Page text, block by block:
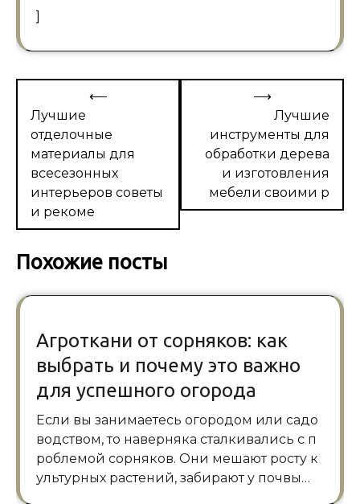
]
Навигация
по
записям
⟵
Лучшие
отделочные
материалы для
всесезонных
интерьеров советы
и рекоме
Лучшие
инструменты для
обработки дерева
и изготовления
мебели своими р
⟶
Похожие посты
Агроткани от сорняков: как
выбрать и почему это важно
для успешного огорода
Если вы занимаетесь огородом или садо
водством, то наверняка сталкивались с п
роблемой сорняков. Они мешают росту к
ультурных растений, забирают у почвы…